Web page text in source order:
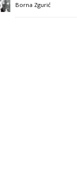
Borna Zgurić